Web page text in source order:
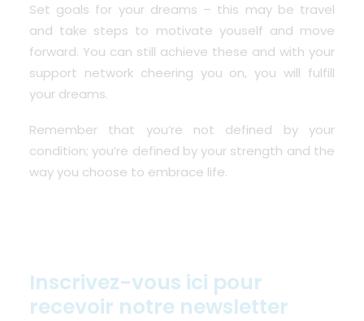
Set goals for your dreams – this may be travel
and take steps to motivate youself and move
forward. You can still achieve these and with your
support network cheering you on, you will fulfill
your dreams.
Remember that you’re not defined by your
condition; you’re defined by your strength and the
way you choose to embrace life.
Inscrivez-vous ici pour
recevoir notre newsletter